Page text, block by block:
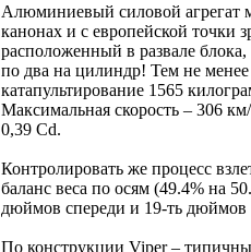
Алюминиевый силовой агрегат
канонах и с европейской точки
расположенный в развале
по два на цилиндр! Тем не
катапультирование 1565
Максимальная скорость – 306
0,39 Cd.
Контролировать же процесс
баланс веса по осям (49.4% на
дюймов спереди и 19-ть дюймов
По конструкции Viper –